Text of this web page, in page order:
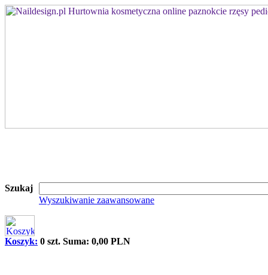
Szukaj
Wyszukiwanie zaawansowane
Koszyk: 0 szt. Suma: 0,00 PLN